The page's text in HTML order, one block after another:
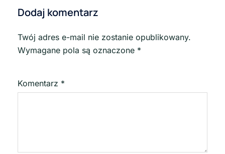
Dodaj komentarz
Twój adres e-mail nie zostanie opublikowany.
Wymagane pola są oznaczone *
Komentarz *